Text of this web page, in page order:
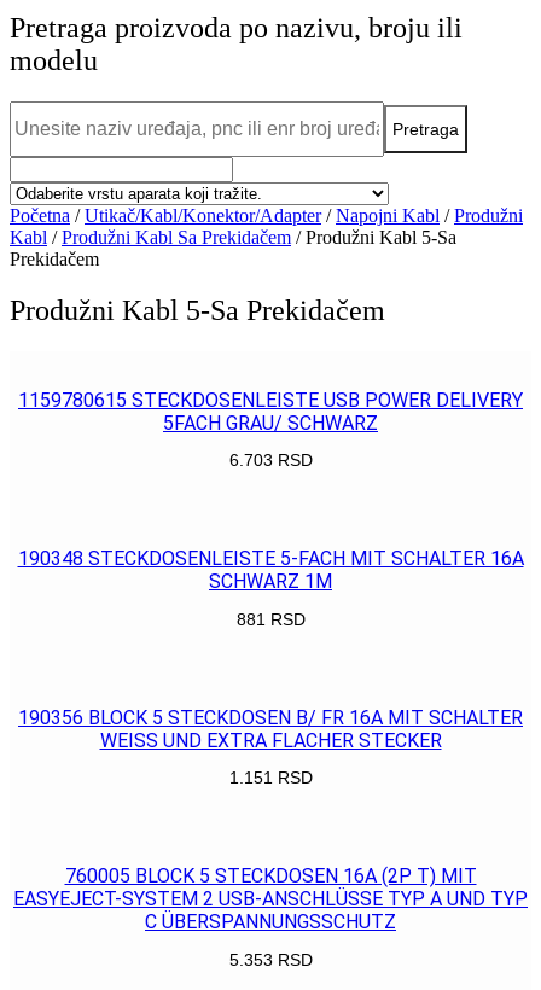
Pretraga proizvoda po nazivu, broju ili
modelu
Početna /Utikač/Kabl/Konektor/Adapter/Napojni Kabl /Produžni
Kabl /Produžni Kabl Sa Prekidačem / Produžni Kabl 5-Sa
Prekidačem
Produžni Kabl 5-Sa Prekidačem
1159780615 STECKDOSENLEISTE USB POWER DELIVERY
5FACH GRAU/ SCHWARZ
6.703 RSD
190348 STECKDOSENLEISTE 5-FACH MIT SCHALTER 16A
SCHWARZ 1M
881 RSD
190356 BLOCK 5 STECKDOSEN B/ FR 16A MIT SCHALTER
WEISS UND EXTRA FLACHER STECKER
1.151 RSD
760005 BLOCK 5 STECKDOSEN 16A (2P T) MIT
EASYEJECT-SYSTEM 2 USB-ANSCHLÜSSE TYP A UND TYP
C ÜBERSPANNUNGSSCHUTZ
5.353 RSD